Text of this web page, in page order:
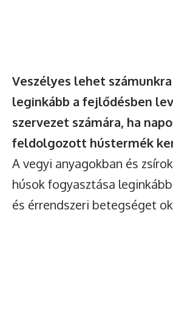
Veszélyes lehet számunkra
leginkább a fejlődésben
szervezet számára, ha
feldolgozott hústermék
A vegyi anyagokban és
húsok fogyasztása
és érrendszeri betegséget